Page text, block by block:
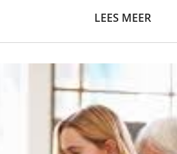
LEES MEER